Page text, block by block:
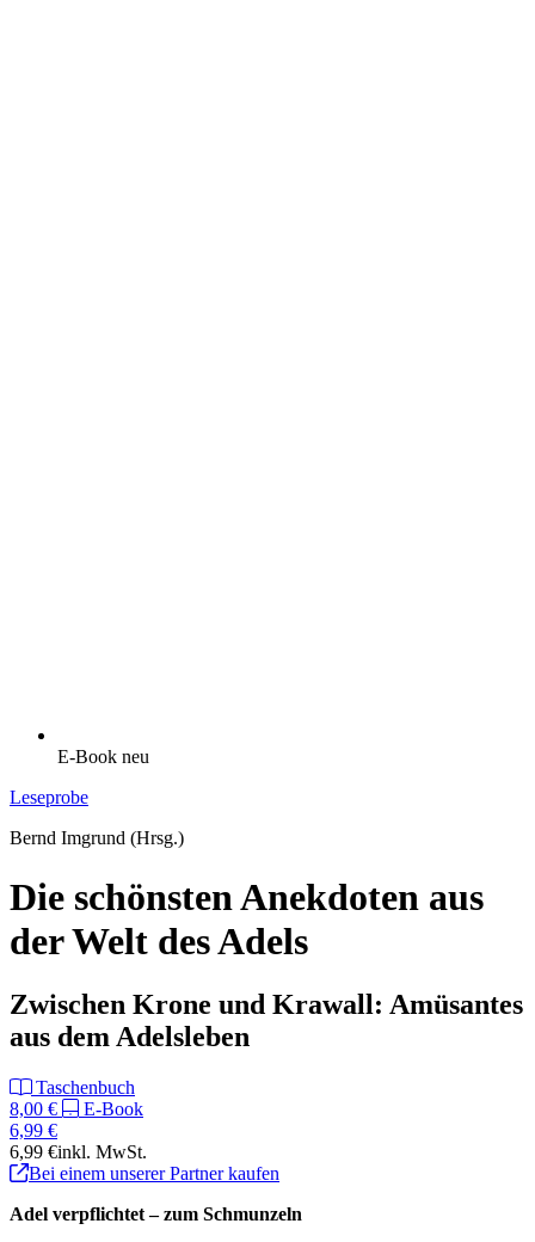
E-Book neu
Leseprobe
Bernd Imgrund (Hrsg.)
Die schönsten Anekdoten aus
der Welt des Adels
Zwischen Krone und Krawall: Amüsantes
aus dem Adelsleben
Taschenbuch
8,00 €
E-Book
6,99 €
6,99 €inkl. MwSt.
Bei einem unserer Partner kaufen
Adel verpflichtet – zum Schmunzeln